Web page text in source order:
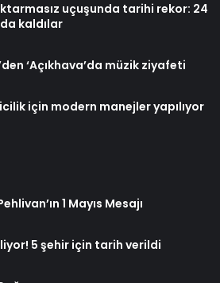
uçuşunda tarihi rekor: 24
kaldılar
‘Açıkhava’da müzik ziyafeti
için modern manejler yapılıyor
1 Mayıs Mesajı
5 şehir için tarih verildi